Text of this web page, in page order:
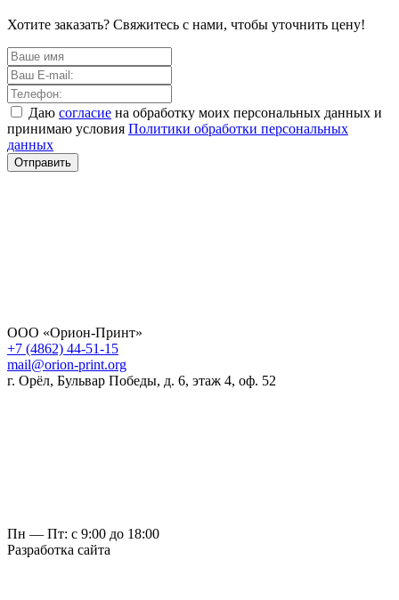
Хотите заказать? Свяжитесь с нами, чтобы уточнить цену!
Даю согласие на обработку моих персональных данных и
принимаю условия Политики обработки персональных
данных
Отправить
ООО «Орион-Принт»
+7 (4862) 44-51-15
mail@orion-print.org
г. Орёл, Бульвар Победы, д. 6, этаж 4, оф. 52
Пн — Пт: с 9:00 до 18:00
Разработка сайта